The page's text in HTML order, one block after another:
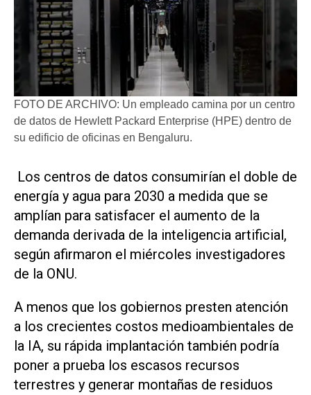
FOTO DE ARCHIVO: Un empleado camina por un centro
de datos de Hewlett Packard Enterprise (HPE) dentro de
su edificio de oficinas en Bengaluru.
Los centros ​de datos consumirían el doble de
energía y agua para 2030 a medida que se
amplían para satisfacer el aumento ‌de la
demanda derivada ‌de la inteligencia artificial,
según afirmaron el miércoles investigadores
de la ONU.
A menos que los gobiernos presten atención
a los crecientes costos medioambientales de
la IA, su rápida implantación también podría
poner a prueba los escasos recursos
terrestres y generar montañas de residuos